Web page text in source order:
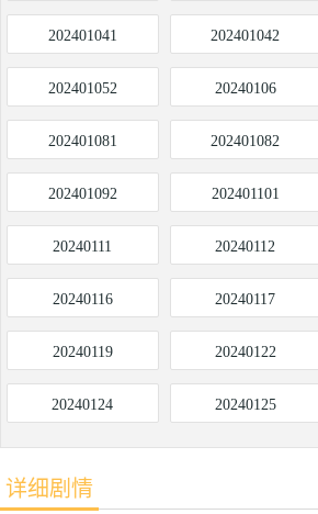
202401041 202401042
202401052 20240106
202401081 202401082
202401092 202401101
20240111 20240112
20240116 20240117
20240119 20240122
20240124 20240125
详细剧情